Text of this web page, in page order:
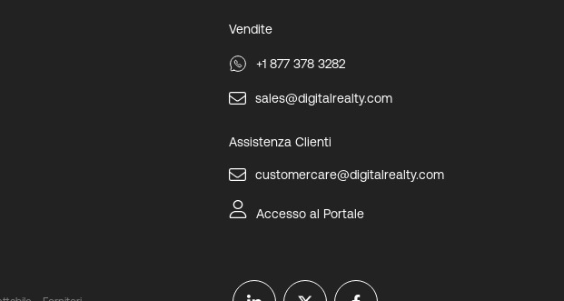
Vendite
+1 877 378 3282
sales@digitalrealty.com
Assistenza Clienti
customercare@digitalrealty.com
Accesso al Portale